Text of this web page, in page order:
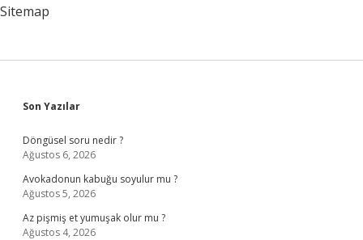
Sitemap
Sidebar
Son Yazılar
Döngüsel soru nedir ?
Ağustos 6, 2026
Avokadonun kabuğu soyulur mu ?
Ağustos 5, 2026
Az pişmiş et yumuşak olur mu ?
Ağustos 4, 2026